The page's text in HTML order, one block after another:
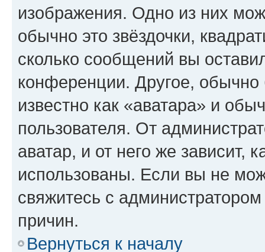
изображения. Одно из них
обычно это звёздочки,
сколько сообщений вы
конференции. Другое,
известно как «аватара» и
пользователя. От
аватар, и от него же зависит,
использованы. Если вы не
свяжитесь с
причин.
Вернуться к началу